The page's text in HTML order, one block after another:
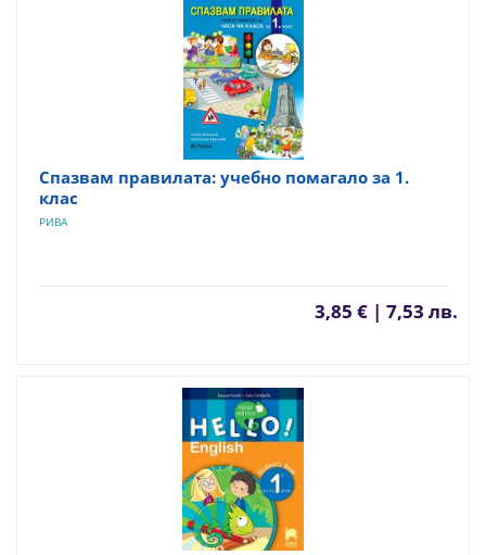
Спазвам правилата: учебно помагало за 1.
клас
РИВА
3,85 € | 7,53 лв.